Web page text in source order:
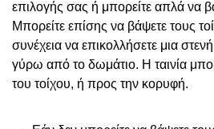
επιλογής σας ή μπορείτε απλά να
Μπορείτε επίσης να βάψετε τους
συνέχεια να επικολλήσετε μια
γύρω από το δωμάτιο. Η ταινία
του τοίχου, ή προς την κορυφή.